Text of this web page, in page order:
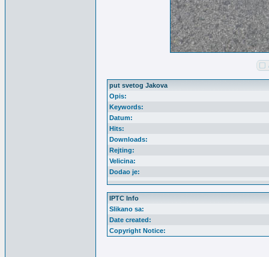
put svetog Jakova
Opis:
Keywords:
Datum:
Hits:
Downloads:
Rejting:
Velicina:
Dodao je:
IPTC Info
Slikano sa:
Date created:
Copyright Notice: